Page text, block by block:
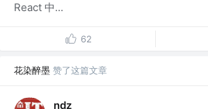
React 中...
62
花染醉墨 赞了这篇文章
ndz